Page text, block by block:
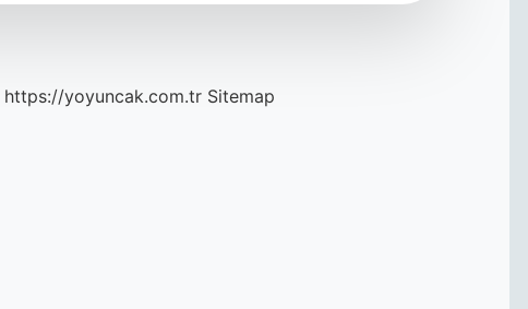
https://yoyuncak.com.tr Sitemap